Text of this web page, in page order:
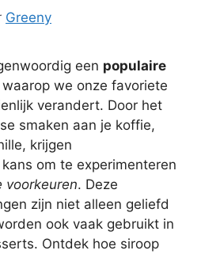
Greeny
een populaire
we onze favoriete
verandert. Door het
smaken aan je koffie,
krijgen
om te experimenteren
voorkeuren. Deze
zijn niet alleen geliefd
ook vaak gebruikt in
Ontdek hoe siroop